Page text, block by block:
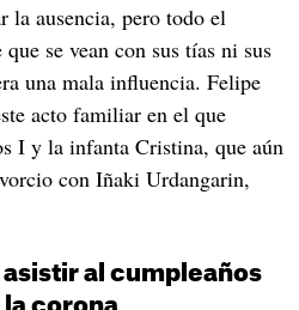
la ausencia, pero todo el
se vean con sus tías ni sus
una mala influencia. Felipe
acto familiar en el que
I y la infanta Cristina, que aún
con Iñaki Urdangarin,
asistir al cumpleaños